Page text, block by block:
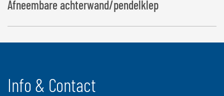
Afneembare achterwand/pendelklep
Info & Contact